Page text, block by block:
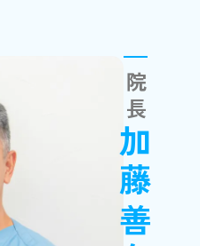
院長
加藤善久